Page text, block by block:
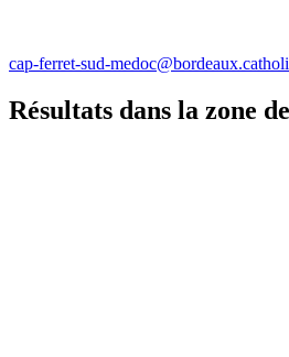
cap-ferret-sud-
Résultats dans la zone